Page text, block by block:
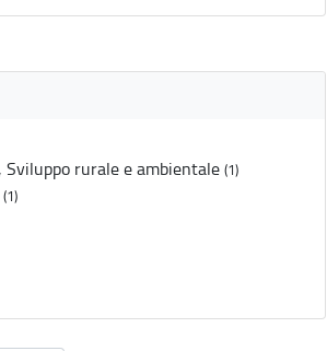
Sviluppo rurale e ambientale (1)
(1)